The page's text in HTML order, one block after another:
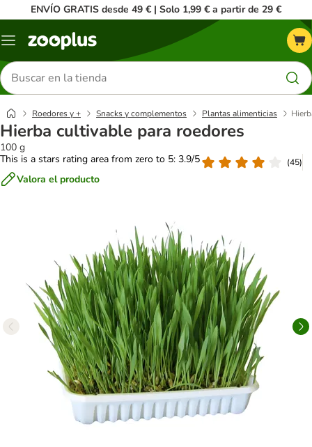
ENVÍO GRATIS desde 49 € | Solo 1,99 € a partir de 29 €
Menú
Buscar
productos
Roedores y + Snacks y complementos Plantas alimenticias
Hierba cultivable para roedores
100 g
This is a stars rating area from zero to 5: 3.9/5
(45)
Valora el producto